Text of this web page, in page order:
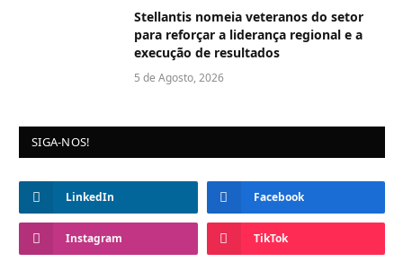
Stellantis nomeia veteranos do setor
para reforçar a liderança regional e a
execução de resultados
5 de Agosto, 2026
SIGA-NOS!
LinkedIn Facebook
Instagram TikTok